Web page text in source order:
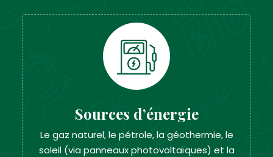
Sources d’énergie
Le gaz naturel, le pétrole, la géothermie, le
soleil (via panneaux photovoltaïques) et la